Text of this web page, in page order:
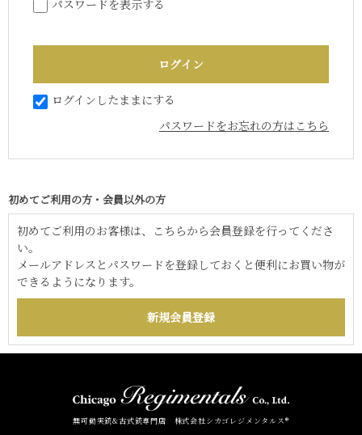
パスワードを表示する
ログインしたままにする
パスワードをお忘れの方はこちら
初めてご利用の方・会員以外の方
初めてご利用のお客様は、こちらから会員登録を行ってくださ
い。
メールアドレスとパスワードを登録しておくと便利にお買い物が
できるようになります。
無可動実銃&古式銃専門店 株式会社シカゴレジメンタルス®